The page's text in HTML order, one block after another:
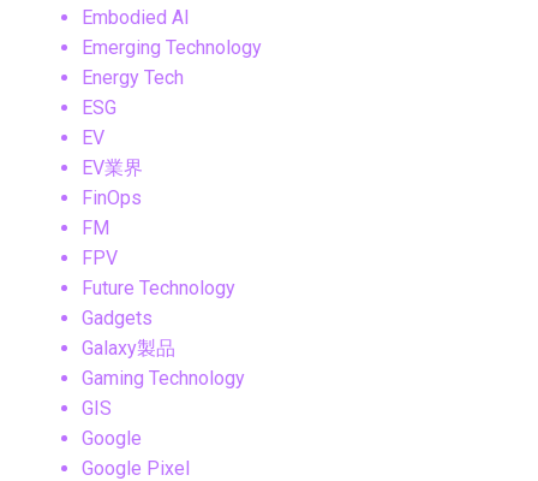
Embodied AI
Emerging Technology
Energy Tech
ESG
EV
EV業界
FinOps
FM
FPV
Future Technology
Gadgets
Galaxy製品
Gaming Technology
GIS
Google
Google Pixel